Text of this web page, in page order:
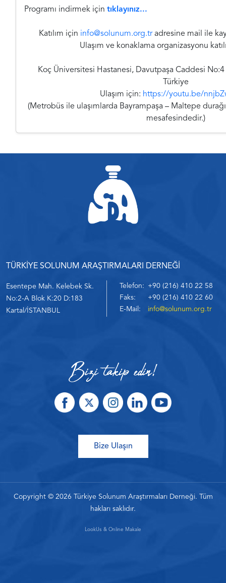
Programı indirmek için tıklayınız...
Katılım için info@solunum.org.tradresine mail ile
Ulaşım ve konaklama organizasyonu
Koç Üniversitesi Hastanesi, Davutpaşa Caddesi
Türkiye
Ulaşım için: https://youtu.be/
(Metrobüs ile ulaşımlarda Bayrampaşa – Maltepe
mesafesindedir.)
TÜRKİYE SOLUNUM ARAŞTIRMALARI DERNEĞİ
Esentepe Mah. Kelebek Sk.
No:2-A Blok K:20 D:183
Kartal/İSTANBUL
Telefon:
+90 (216) 410 22 58
Faks:
+90 (216) 410 22 60
E-Mail:
info@solunum.org.tr
Bize Ulaşın
Copyright © 2026
Türkiye Solunum Araştırmaları Derneği. Tüm
hakları saklıdır.
LookUs & Online Makale